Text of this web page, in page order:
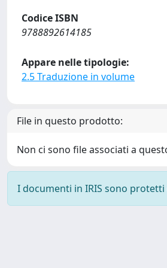
Codice ISBN
9788892614185
Appare nelle tipologie:
2.5 Traduzione in volume
File in questo prodotto:
Non ci sono file associati a
I documenti in IRIS sono